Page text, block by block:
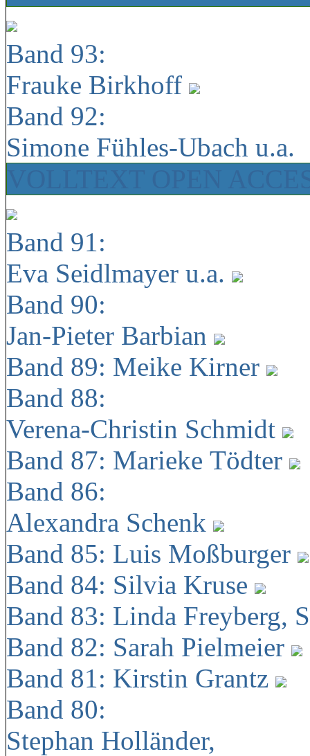
Band 93:
Frauke Birkhoff
Band 92:
Simone Fühles-Ubach u.a.
Band 91:
Eva Seidlmayer u.a.
Band 90:
Jan-Pieter Barbian
Band 89: Meike Kirner
Band 88:
Verena-Christin Schmidt
Band 87: Marieke Tödter
Band 86:
Alexandra Schenk
Band 85: Luis Moßburger
Band 84: Silvia Kruse
Band 83: Linda Freyberg,
Band 82: Sarah Pielmeier
Band 81: Kirstin Grantz
Band 80:
Stephan Holländer,